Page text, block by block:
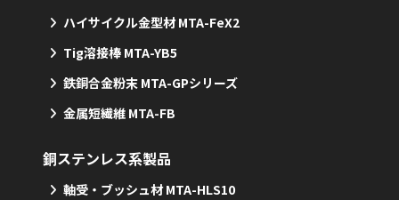
ハイサイクル金型材 MTA-FeX2
Tig溶接棒 MTA-YB5
鉄銅合金粉末 MTA-GPシリーズ
金属短繊維 MTA-FB
銅ステンレス系製品
軸受・ブッシュ材 MTA-HLS10